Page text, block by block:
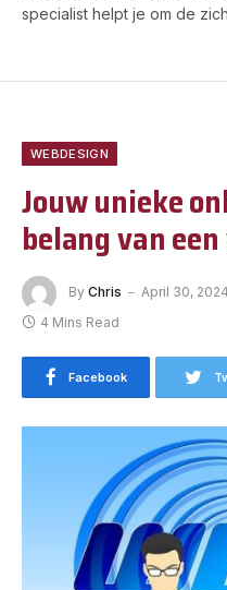
specialist helpt je om de
WEBDESIGN
Jouw unieke
belang van
By Chris April 30, 2024
4 Mins Read
Facebook